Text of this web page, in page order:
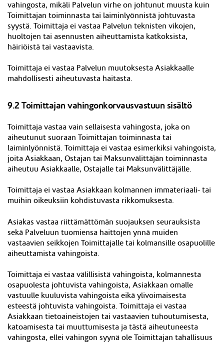
vahingosta, mikäli Palvelun virhe on johtunut muusta kuin
Toimittajan toiminnasta tai laiminlyönnistä johtuvasta
syystä. Toimittaja ei vastaa Palvelun teknisten vikojen,
huoltojen tai asennusten aiheuttamista katkoksista,
häiriöistä tai vastaavista.
Toimittaja ei vastaa Palvelun muutoksesta Asiakkaalle
mahdollisesti aiheutuvasta haitasta.
9.2 Toimittajan vahingonkorvausvastuun sisältö
Toimittaja vastaa vain sellaisesta vahingosta, joka on
aiheutunut suoraan Toimittajan toiminnasta tai
laiminlyönnistä. Toimittaja ei vastaa esimerkiksi vahingoista,
joita Asiakkaan, Ostajan tai Maksunvälittäjän toiminnasta
aiheutuu Asiakkaalle, Ostajalle tai Maksunvälittäjälle.
Toimittaja ei vastaa Asiakkaan kolmannen immateriaali- tai
muihin oikeuksiin kohdistuvasta rikkomuksesta.
Asiakas vastaa riittämättömän suojauksen seurauksista
sekä Palveluun tuomiensa haittojen ynnä muiden
vastaavien seikkojen Toimittajalle tai kolmansille osapuolille
aiheuttamista vahingoista.
Toimittaja ei vastaa välillisistä vahingoista, kolmannesta
osapuolesta johtuvista vahingoista, Asiakkaan omalle
vastuulle kuuluvista vahingoista eikä ylivoimaisesta
esteestä johtuvista vahingoista. Toimittaja ei vastaa
Asiakkaan tietoaineistojen tai vastaavien tuhoutumisesta,
katoamisesta tai muuttumisesta ja tästä aiheutuneesta
vahingosta, ellei vahingon syynä ole Toimittajan tahallisuus